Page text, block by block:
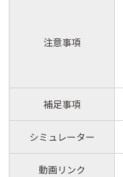
注意事項
補足事項
シミュレーター
動画リンク